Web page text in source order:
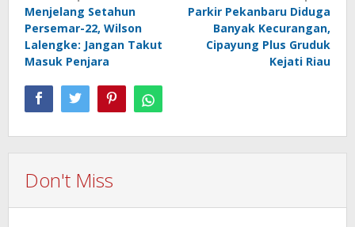
navigation
Menjelang Setahun
Persemar-22, Wilson
Lalengke: Jangan Takut
Masuk Penjara
Parkir Pekanbaru Diduga
Banyak Kecurangan,
Cipayung Plus Gruduk
Kejati Riau
Don't Miss